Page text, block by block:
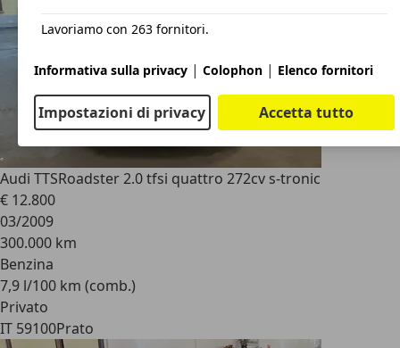
Audi TTSRoadster 2.0 tfsi quattro 272cv s-tronic
€ 12.800
03/2009
300.000 km
Benzina
7,9 l/100 km (comb.)
Privato
IT 59100Prato
Lavoriamo con 263 fornitori.
Informativa sulla privacy | Colophon | Elenco fornitori
Impostazioni di privacy Accetta tutto